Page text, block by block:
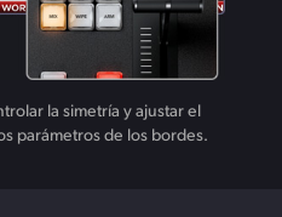
la simetría y ajustar el
parámetros de los bordes.